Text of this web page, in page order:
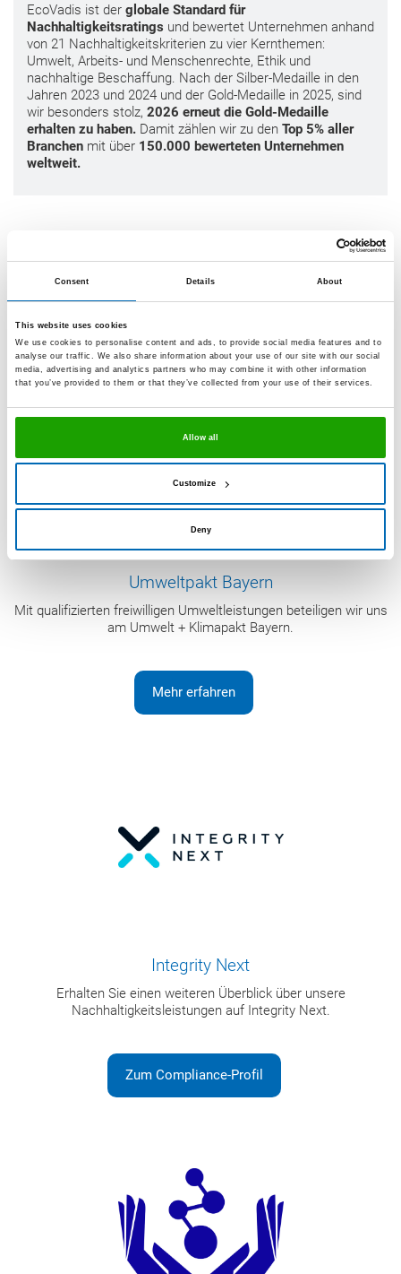
Consent Details About
This website uses cookies
We use cookies to personalise content and ads, to provide social media features and to
analyse our traffic. We also share information about your use of our site with our social
media, advertising and analytics partners who may combine it with other information
that you’ve provided to them or that they’ve collected from your use of their services.
Allow all
Customize
Deny
EcoVadis ist der globale Standard für
Nachhaltigkeitsratings und bewertet Unternehmen anhand
von 21 Nachhaltigkeitskriterien zu vier Kernthemen:
Umwelt, Arbeits- und Menschenrechte, Ethik und
nachhaltige Beschaffung. Nach der Silber-Medaille in den
Jahren 2023 und 2024 und der Gold-Medaille in 2025, sind
wir besonders stolz, 2026 erneut die Gold-Medaille
erhalten zu haben. Damit zählen wir zu den Top 5% aller
Branchen mit über 150.000 bewerteten Unternehmen
weltweit.
Bei diesen Organisationen sind wir
Mitglied
Umweltpakt Bayern
Mit qualifizierten freiwilligen Umweltleistungen beteiligen wir uns
am Umwelt + Klimapakt Bayern.
Mehr erfahren
Integrity Next
Erhalten Sie einen weiteren Überblick über unsere
Nachhaltigkeitsleistungen auf Integrity Next.
Zum Compliance-Profil